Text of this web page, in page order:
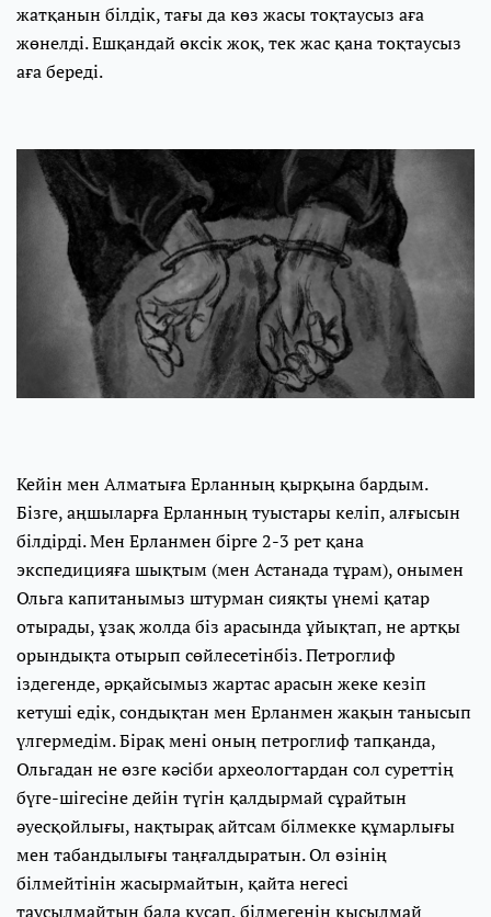
жатқанын білдік, тағы да көз жасы тоқтаусыз аға
жөнелді. Ешқандай өксік жоқ, тек жас қана тоқтаусыз
аға береді.
Кейін мен Алматыға Ерланның қырқына бардым.
Бізге, аңшыларға Ерланның туыстары келіп, алғысын
білдірді. Мен Ерланмен бірге 2-3 рет қана
экспедицияға шықтым (мен Астанада тұрам), онымен
Ольга капитанымыз штурман сияқты үнемі қатар
отырады, ұзақ жолда біз арасында ұйықтап, не артқы
орындықта отырып сөйлесетінбіз. Петроглиф
іздегенде, әрқайсымыз жартас арасын жеке кезіп
кетуші едік, сондықтан мен Ерланмен жақын танысып
үлгермедім. Бірақ мені оның петроглиф тапқанда,
Ольгадан не өзге кәсіби археологтардан сол суреттің
бүге-шігесіне дейін түгін қалдырмай сұрайтын
әуесқойлығы, нақтырақ айтсам білмекке құмарлығы
мен табандылығы таңғалдыратын. Ол өзінің
білмейтінін жасырмайтын, қайта негесі
таусылмайтын бала құсап, білмегенін қысылмай